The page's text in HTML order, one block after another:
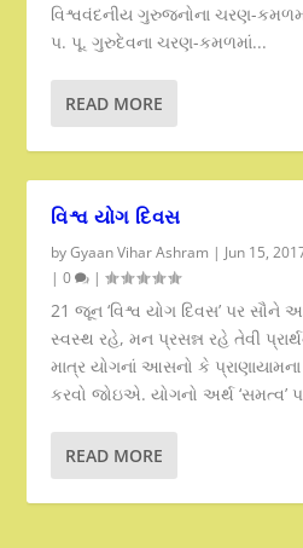
વિશ્વવંદનીય ગુરુજનોના ચરણ-
પ. પૂ. ગુરુદેવના ચરણ-કમળમાં...
READ MORE
વિશ્વ યોગ દિવસ
byGyaan Vihar Ashram | Jun 15,
|0 |
21 જૂન ‘વિશ્વ યોગ દિવસ’ પર સૌને
સ્વસ્થ રહે, મન પ્રસન્ન રહે તેવી
માત્ર યોગનાં આસનો કે
કરવો જોઇએ. યોગનો અર્થ ‘સમત્વ’
READ MORE